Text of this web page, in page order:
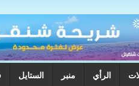
الستايل فن اتصل بنا